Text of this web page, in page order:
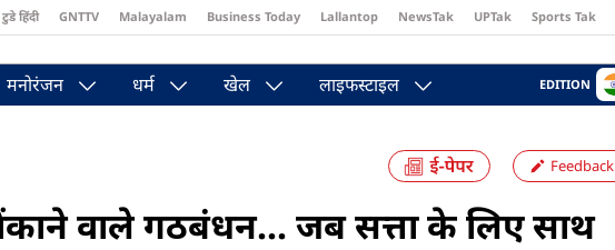
हिंदी GNTTV Malayalam Business Today Lallantop NewsTak UPTak Sports Tak
मनोरंजन धर्म खेल लाइफस्टाइल EDITION
Feedback
वाले गठबंधन... जब सत्ता के लिए साथ